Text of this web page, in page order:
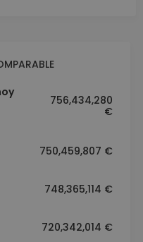
756,434,280
€
750,459,807 €
748,365,114 €
720,342,014 €